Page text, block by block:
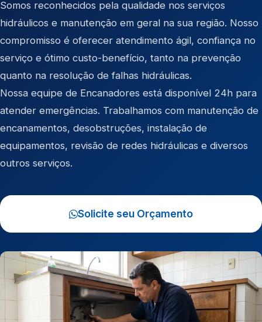
Somos reconhecidos pela qualidade nos serviços
hidráulicos e manutenção em geral na sua região. Nosso
compromisso é oferecer atendimento ágil, confiança no
serviço e ótimo custo-benefício, tanto na prevenção
quanto na resolução de falhas hidráulicas.
Nossa equipe de Encanadores está disponível 24h para
atender emergências. Trabalhamos com manutenção de
encanamentos, desobstruções, instalação de
equipamentos, revisão de redes hidráulicas e diversos
outros serviços.
Solicite seu Orçamento